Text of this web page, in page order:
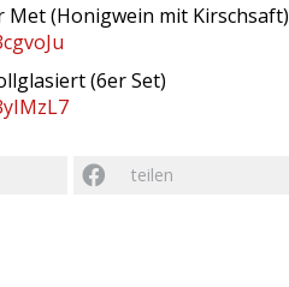
(Honigwein mit Kirschsaft)
(6er Set)
teilen